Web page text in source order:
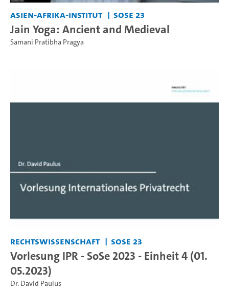
Asien-Afrika-Institut SoSe 23
Jain Yoga: Ancient and Medieval
Samani Pratibha Pragya
Rechtswissenschaft SoSe 23
Vorlesung IPR - SoSe 2023 - Einheit 4 (01.
05.2023)
Dr. David Paulus